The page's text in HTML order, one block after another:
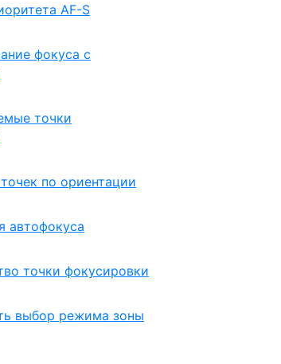
AF-S
фокуса с
точки
по ориентации
автофокуса
точки фокусировки
выбор режима зоны